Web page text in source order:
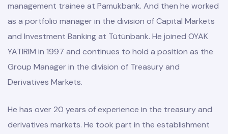
management trainee at Pamukbank. And then he worked
as a portfolio manager in the division of Capital Markets
and Investment Banking at Tütünbank. He joined OYAK
YATIRIM in 1997 and continues to hold a position as the
Group Manager in the division of Treasury and
Derivatives Markets.
He has over 20 years of experience in the treasury and
derivatives markets. He took part in the establishment